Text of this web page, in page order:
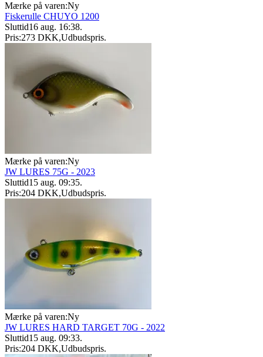
Mærke på varen:Ny
Fiskerulle CHUYO 1200
Sluttid16 aug. 16:38.
Pris:273 DKK,Udbudspris.
Mærke på varen:Ny
JW LURES 75G - 2023
Sluttid15 aug. 09:35.
Pris:204 DKK,Udbudspris.
Mærke på varen:Ny
JW LURES HARD TARGET 70G - 2022
Sluttid15 aug. 09:33.
Pris:204 DKK,Udbudspris.